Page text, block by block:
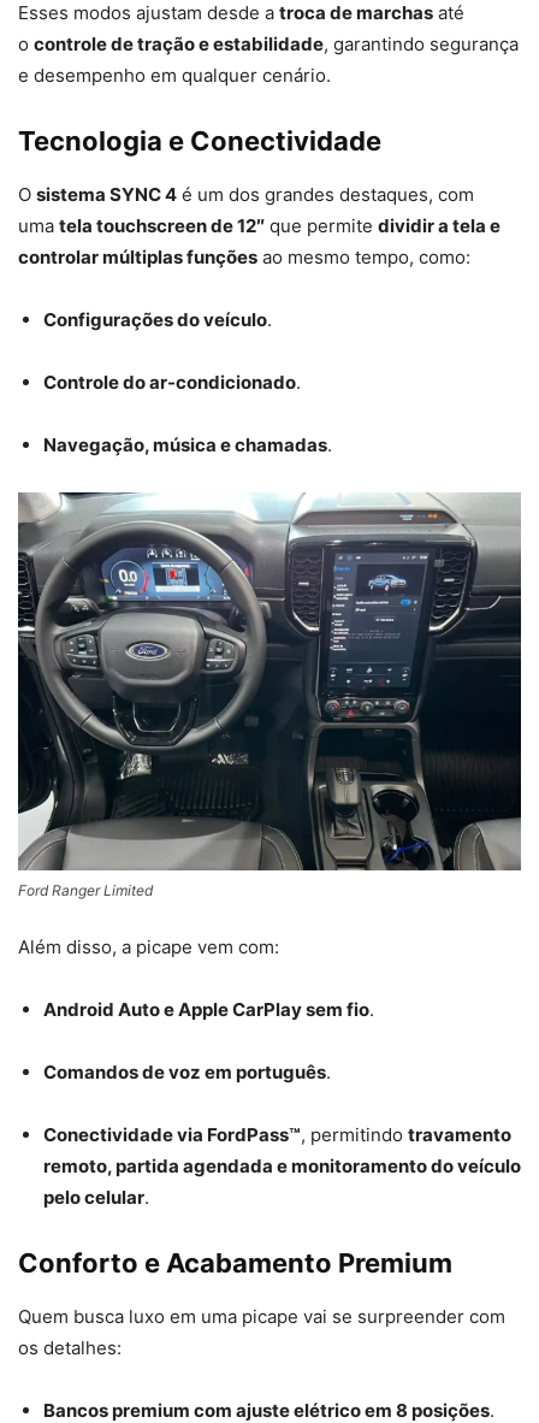
Esses modos ajustam desde a troca de marchas até
o controle de tração e estabilidade, garantindo segurança
e desempenho em qualquer cenário.
Tecnologia e Conectividade
O sistema SYNC 4 é um dos grandes destaques, com
uma tela touchscreen de 12″ que permite dividir a tela e
controlar múltiplas funções ao mesmo tempo, como:
Configurações do veículo.
Controle do ar-condicionado.
Navegação, música e chamadas.
Ford Ranger Limited
Além disso, a picape vem com:
Android Auto e Apple CarPlay sem fio.
Comandos de voz em português.
Conectividade via FordPass™, permitindo travamento
remoto, partida agendada e monitoramento do veículo
pelo celular.
Conforto e Acabamento Premium
Quem busca luxo em uma picape vai se surpreender com
os detalhes:
Bancos premium com ajuste elétrico em 8 posições.